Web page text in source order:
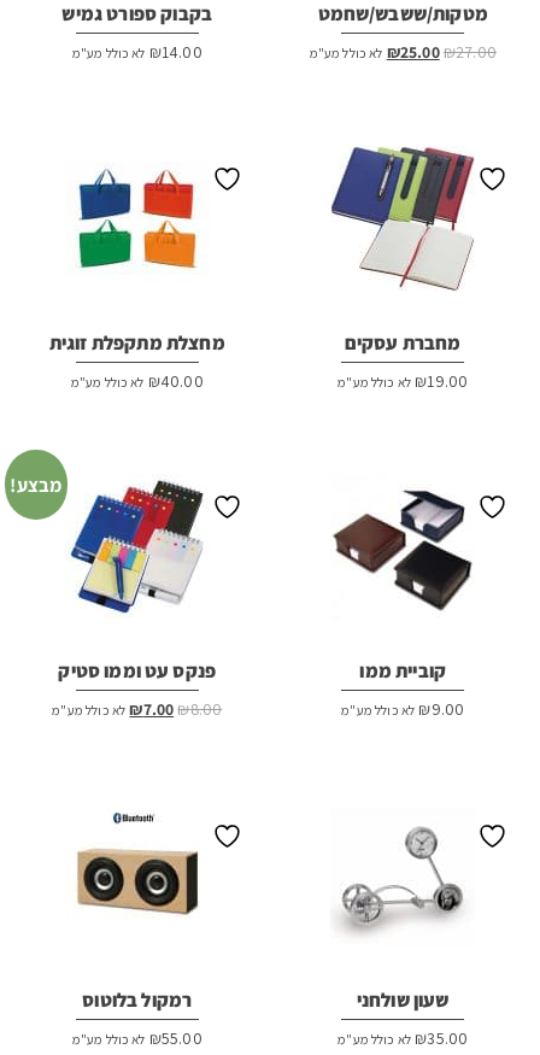
מטקות/ששבש/שחמט
₪27.00
המחיר₪25.00 המחיר
לא כולל מע"מ
בקבוק ספורט גמיש
₪14.00 לא כולל מע"מ
מחברת עסקים
₪19.00 לא כולל מע"מ
מחצלת מתקפלת זוגית
₪40.00 לא כולל מע"מ
קוביית ממו
₪9.00 לא כולל מע"מ
מבצע!
פנקס עט וממו סטיק
₪8.00
המחיר
₪7.00 המחיר
לא כולל מע"מ
שעון שולחני
₪35.00 לא כולל מע"מ
רמקול בלוטוס
₪55.00 לא כולל מע"מ